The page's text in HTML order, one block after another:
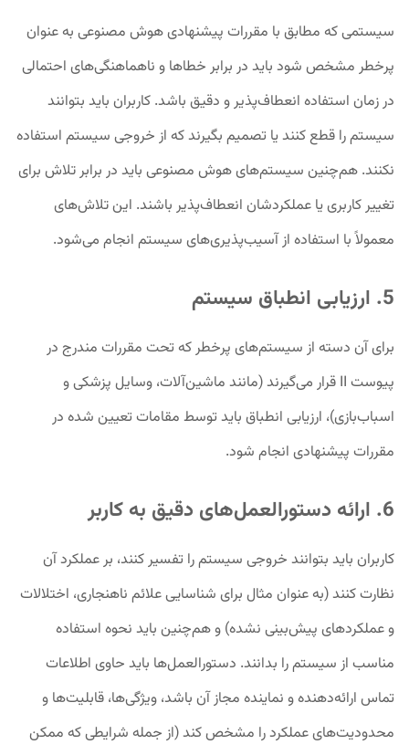
سیستمی که مطابق با مقررات پیشنهادی هوش مصنوعی به عنوان
پرخطر مشخص شود باید در برابر خطاها و ناهماهنگی‌های احتمالی
در زمان استفاده انعطاف‌پذیر و دقیق باشد. کاربران باید بتوانند
سیستم را قطع کنند یا تصمیم بگیرند که از خروجی سیستم استفاده
نکنند. هم‌چنین سیستم‌های هوش مصنوعی باید در برابر تلاش‌ برای
تغییر کاربری یا عملکردشان انعطاف‌پذیر باشند. این تلاش‌های
معمولاً با استفاده از آسیب‌پذیری‌های سیستم انجام می‌شود.
5. ارزیابی انطباق سیستم
برای آن دسته از سیستم‌های پرخطر که تحت مقررات مندرج در
پیوست II قرار می‌گیرند (مانند ماشین‌آلات، وسایل پزشکی و
اسباب‌بازی)، ارزیابی انطباق باید توسط مقامات تعیین شده در
مقررات پیشنهادی انجام شود.
6. ارائه دستورالعمل‌های دقیق به کاربر
کاربران باید بتوانند خروجی سیستم را تفسیر کنند، بر عملکرد آن
نظارت کنند (به عنوان مثال برای شناسایی علائم ناهنجاری، اختلالات
و عملکردهای پیش‌بینی نشده) و هم‌چنین باید نحوه استفاده
مناسب از سیستم را بدانند. دستورالعمل‌ها باید حاوی اطلاعات
تماس ارائه‌دهنده و نماینده مجاز آن باشد، ویژگی‌ها، قابلیت‌ها و
محدودیت‌های عملکرد را مشخص کند (از جمله شرایطی که ممکن